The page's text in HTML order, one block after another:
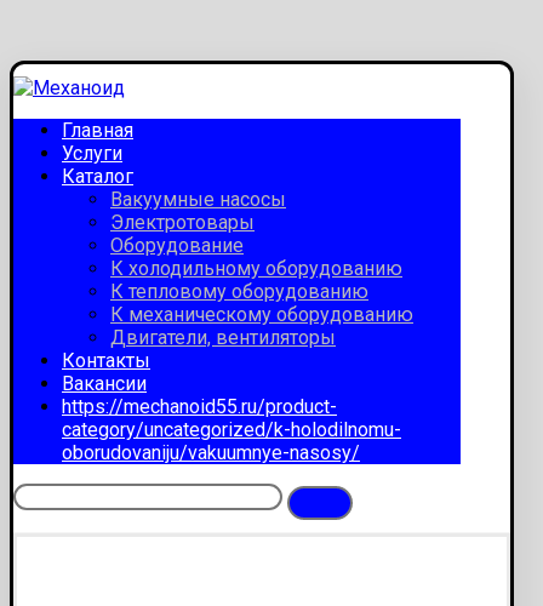
Главная
Услуги
Каталог
Вакуумные насосы
Электротовары
Оборудование
К холодильному оборудованию
К тепловому оборудованию
К механическому оборудованию
Двигатели, вентиляторы
Контакты
Вакансии
https://mechanoid55.ru/product-
category/uncategorized/k-holodilnomu-
oborudovaniju/vakuumnye-nasosy/